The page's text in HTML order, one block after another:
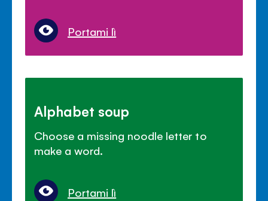
Portami lì
Alphabet soup
Choose a missing noodle letter to
make a word.
Portami lì